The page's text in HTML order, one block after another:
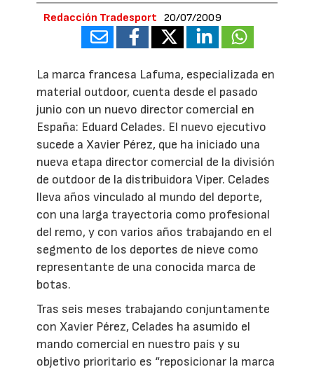
Redacción Tradesport 20/07/2009
La marca francesa Lafuma, especializada en
material outdoor, cuenta desde el pasado
junio con un nuevo director comercial en
España: Eduard Celades. El nuevo ejecutivo
sucede a Xavier Pérez, que ha iniciado una
nueva etapa director comercial de la división
de outdoor de la distribuidora Viper. Celades
lleva años vinculado al mundo del deporte,
con una larga trayectoria como profesional
del remo, y con varios años trabajando en el
segmento de los deportes de nieve como
representante de una conocida marca de
botas.
Tras seis meses trabajando conjuntamente
con Xavier Pérez, Celades ha asumido el
mando comercial en nuestro país y su
objetivo prioritario es “reposicionar la marca